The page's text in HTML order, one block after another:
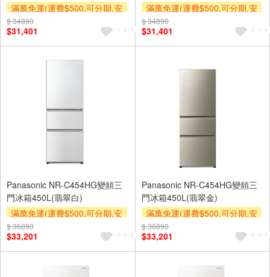
滿萬免運(運費$500,可分期,安
裝跨區費另計,單品未滿1萬元
及使用6期以上分期0利率,需付
基本安裝運費)
$ 34890
$31,401
滿萬免運(運費$500,可分期,安
裝跨區費另計,單品未滿1萬元
及使用6期以上分期0利率,需付
基本安裝運費)
$ 34890
$31,401
Panasonic NR-C454HG變頻三
門冰箱450L(翡翠白)
滿萬免運(運費$500,可分期,安
裝跨區費另計,單品未滿1萬元
及使用6期以上分期0利率,需付
基本安裝運費)
$ 36890
$33,201
Panasonic NR-C454HG變頻三
門冰箱450L(翡翠金)
滿萬免運(運費$500,可分期,安
裝跨區費另計,單品未滿1萬元
及使用6期以上分期0利率,需付
基本安裝運費)
$ 36890
$33,201